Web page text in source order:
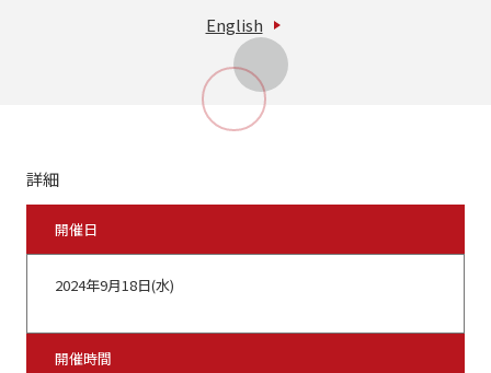
English
詳細
開催日
2024年9月18日(水)
開催時間